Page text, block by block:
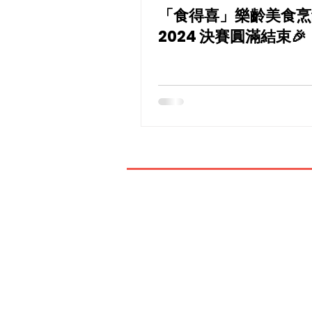
「食得喜」樂齡美食烹
2024 決賽圓滿結束🎉